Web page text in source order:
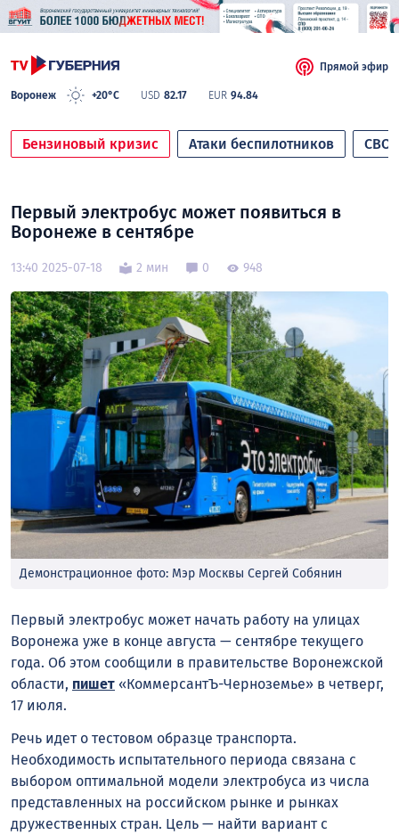
Воронеж +20°C USD 82.17 EUR 94.84
Прямой эфир
Бензиновый кризис Атаки беспилотников СВО
Первый электробус может появиться в
Воронеже в сентябре
13:40 2025-07-18 2 мин 0 948
Демонстрационное фото: Мэр Москвы Сергей Собянин
Первый электробус может начать работу на улицах
Воронежа уже в конце августа — сентябре текущего
года. Об этом сообщили в правительстве Воронежской
области, пишет «КоммерсантЪ-Черноземье» в четверг,
17 июля.
Речь идет о тестовом образце транспорта.
Необходимость испытательного периода связана с
выбором оптимальной модели электробуса из числа
представленных на российском рынке и рынках
дружественных стран. Цель — найти вариант с